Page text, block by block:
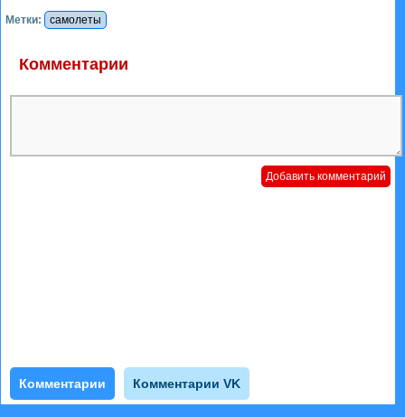
Метки:
самолеты
Комментарии
Комментарии Комментарии VK